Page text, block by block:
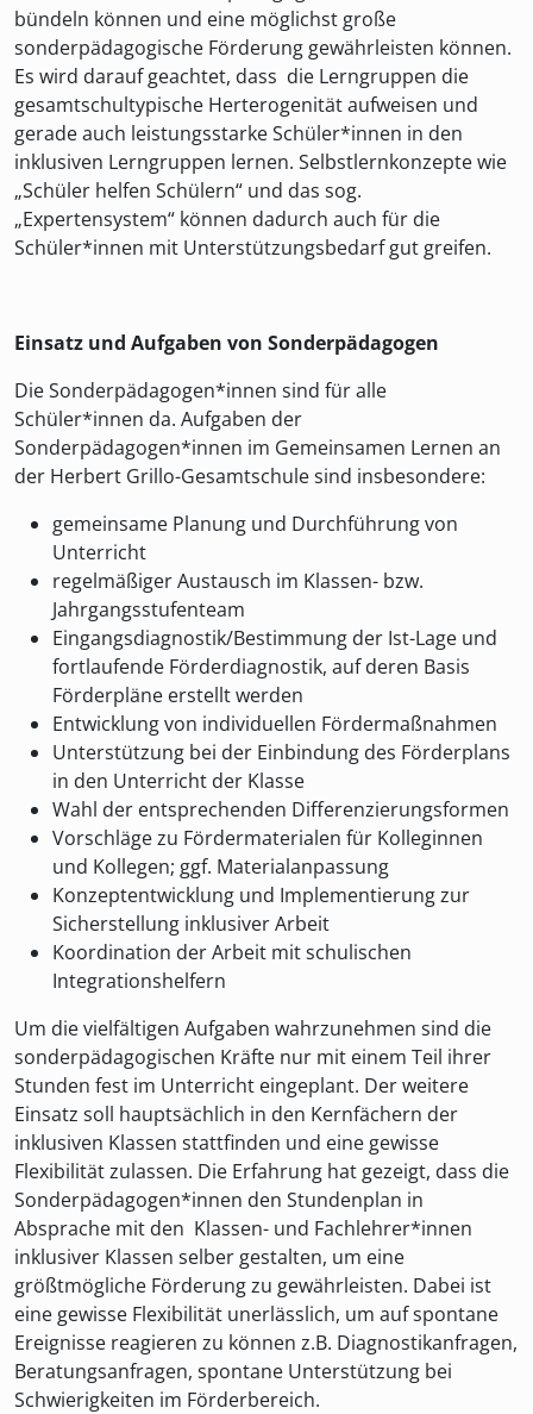
bündeln können und eine möglichst große
sonderpädagogische Förderung gewährleisten können.
Es wird darauf geachtet, dass die Lerngruppen die
gesamtschultypische Herterogenität aufweisen und
gerade auch leistungsstarke Schüler*innen in den
inklusiven Lerngruppen lernen. Selbstlernkonzepte wie
„Schüler helfen Schülern“ und das sog.
„Expertensystem“ können dadurch auch für die
Schüler*innen mit Unterstützungsbedarf gut greifen.
Einsatz und Aufgaben von Sonderpädagogen
Die Sonderpädagogen*innen sind für alle
Schüler*innen da. Aufgaben der
Sonderpädagogen*innen im Gemeinsamen Lernen an
der Herbert Grillo-Gesamtschule sind insbesondere:
gemeinsame Planung und Durchführung von
Unterricht
regelmäßiger Austausch im Klassen- bzw.
Jahrgangsstufenteam
Eingangsdiagnostik/Bestimmung der Ist-Lage und
fortlaufende Förderdiagnostik, auf deren Basis
Förderpläne erstellt werden
Entwicklung von individuellen Fördermaßnahmen
Unterstützung bei der Einbindung des Förderplans
in den Unterricht der Klasse
Wahl der entsprechenden Differenzierungsformen
Vorschläge zu Fördermaterialen für Kolleginnen
und Kollegen; ggf. Materialanpassung
Konzeptentwicklung und Implementierung zur
Sicherstellung inklusiver Arbeit
Koordination der Arbeit mit schulischen
Integrationshelfern
Um die vielfältigen Aufgaben wahrzunehmen sind die
sonderpädagogischen Kräfte nur mit einem Teil ihrer
Stunden fest im Unterricht eingeplant. Der weitere
Einsatz soll hauptsächlich in den Kernfächern der
inklusiven Klassen stattfinden und eine gewisse
Flexibilität zulassen. Die Erfahrung hat gezeigt, dass die
Sonderpädagogen*innen den Stundenplan in
Absprache mit den Klassen- und Fachlehrer*innen
inklusiver Klassen selber gestalten, um eine
größtmögliche Förderung zu gewährleisten. Dabei ist
eine gewisse Flexibilität unerlässlich, um auf spontane
Ereignisse reagieren zu können z.B. Diagnostikanfragen,
Beratungsanfragen, spontane Unterstützung bei
Schwierigkeiten im Förderbereich.